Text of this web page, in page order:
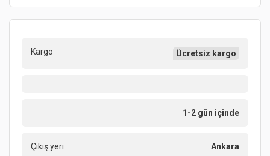
Kargo Ücretsiz kargo
1-2 gün içinde
Çıkış yeri Ankara